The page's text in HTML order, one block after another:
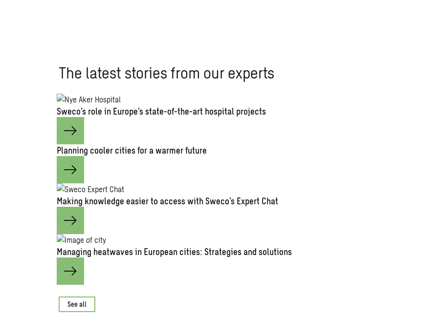
The latest stories from our experts
Sweco’s role in Europe’s state-of-the-art hospital projects
Planning cooler cities for a warmer future
Making knowledge easier to access with Sweco’s Expert Chat
Managing heatwaves in European cities: Strategies and solutions
See all